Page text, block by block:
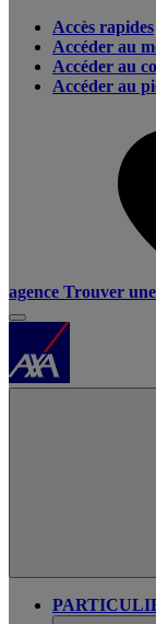
Accès rapides
Accéder au
Accéder au
Accéder au
agence Trouver